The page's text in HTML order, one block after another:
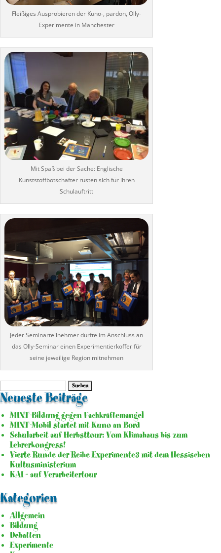
Fleißiges Ausprobieren der Kuno-, pardon, Olly-
Experimente in Manchester
Mit Spaß bei der Sache: Englische
Kunststoffbotschafter rüsten sich für ihren
Schulauftritt
Jeder Seminarteilnehmer durfte im Anschluss an
das Olly-Seminar einen Experimentierkoffer für
seine jeweilige Region mitnehmen
Suche
nach:
Neueste Beiträge
MINT-Bildung gegen Fachkräftemangel
MINT-Mobil startet mit Kuno an Bord
Schularbeit auf Herbsttour: Vom Klimahaus bis zum
Lehrerkongress!
Vierte Runde der Reihe Experimente3 mit dem Hessischen
Kultusministerium
KAI – auf Verarbeitertour
Kategorien
Allgemein
Bildung
Debatten
Experimente